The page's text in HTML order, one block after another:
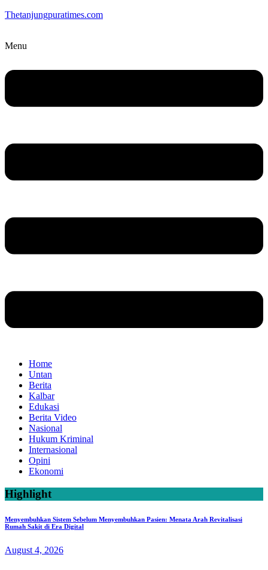
Thetanjungpuratimes.com
Menu
Home
Untan
Berita
Kalbar
Edukasi
Berita Video
Nasional
Hukum Kriminal
Internasional
Opini
Ekonomi
Highlight
Menyembuhkan Sistem Sebelum Menyembuhkan Pasien: Menata Arah Revitalisasi
Rumah Sakit di Era Digital
August 4, 2026